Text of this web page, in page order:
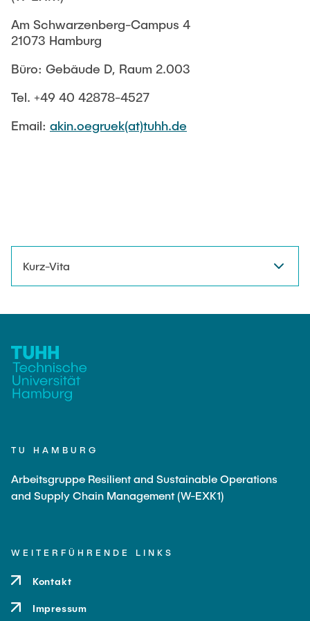
Am Schwarzenberg-Campus 4
21073 Hamburg
Büro: Gebäude D, Raum 2.003
Tel. +49 40 42878-4527
Email: akin.oegruek(at)tuhh.de
Kurz-Vita
TU HAMBURG
Arbeitsgruppe Resilient and Sustainable Operations
and Supply Chain Management (W-EXK1)
WEITERFÜHRENDE LINKS
Kontakt
Impressum